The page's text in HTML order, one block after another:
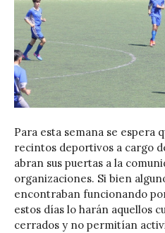
Para esta semana se espera
recintos deportivos a cargo
abran sus puertas a la
organizaciones. Si bien
encontraban funcionando
estos días lo harán aquellos
cerrados y no permitían